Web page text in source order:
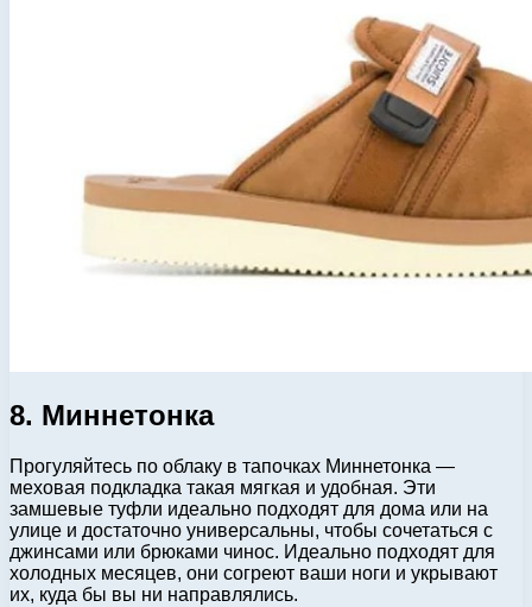
8. Миннетонка
Прогуляйтесь по облаку в тапочках Миннетонка —
меховая подкладка такая мягкая и удобная. Эти
замшевые туфли идеально подходят для дома или на
улице и достаточно универсальны, чтобы сочетаться с
джинсами или брюками чинос. Идеально подходят для
холодных месяцев, они согреют ваши ноги и укрывают
их, куда бы вы ни направлялись.